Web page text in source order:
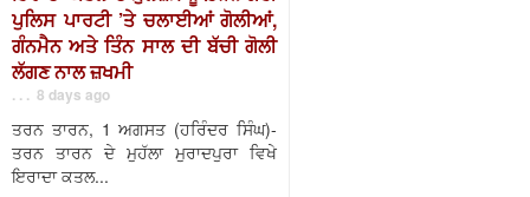
ਪੁਲਿਸ ਪਾਰਟੀ ’ਤੇ ਚਲਾਈਆਂ ਗੋਲੀਆਂ,
ਗੰਨਮੈਨ ਅਤੇ ਤਿੰਨ ਸਾਲ ਦੀ ਬੱਚੀ ਗੋਲੀ
ਲੱਗਣ ਨਾਲ ਜ਼ਖਮੀ
. . . 8 days ago
ਤਰਨ ਤਾਰਨ, 1 ਅਗਸਤ (ਹਰਿੰਦਰ ਸਿੰਘ)-
ਤਰਨ ਤਾਰਨ ਦੇ ਮੁਹੱਲਾ ਮੁਰਾਦਪੁਰਾ ਵਿਖੇ
ਇਰਾਦਾ ਕਤਲ...